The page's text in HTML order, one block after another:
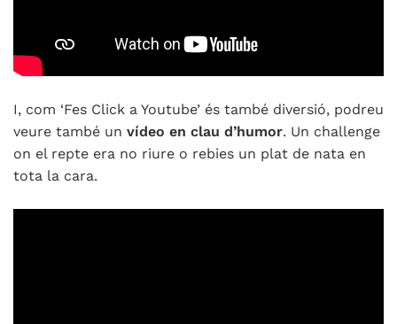
I, com ‘Fes Click a Youtube’ és també diversió, podreu
veure també un vídeo en clau d’humor. Un challenge
on el repte era no riure o rebies un plat de nata en
tota la cara.